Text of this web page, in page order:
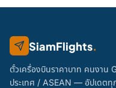
SiamFlights.
ตั๋วเครื่องบินราคาบาท คนงา
ประเทศ / ASEAN — อัปเดตทุ